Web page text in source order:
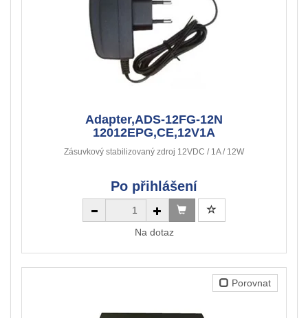
Adapter,ADS-12FG-12N
12012EPG,CE,12V1A
Zásuvkový stabilizovaný zdroj 12VDC / 1A / 12W
Po přihlášení
Na dotaz
Porovnat